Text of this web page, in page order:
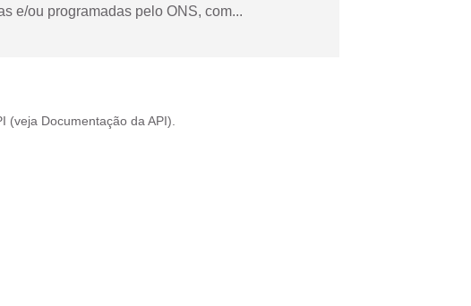
e/ou programadas pelo ONS, com...
(veja Documentação da API ).